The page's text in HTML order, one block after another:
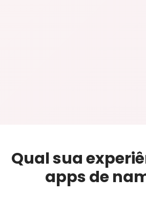
Qual sua
apps de